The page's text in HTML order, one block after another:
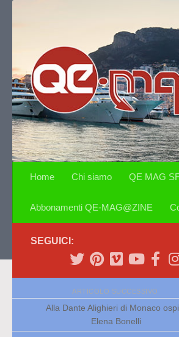
Home Chi siamo QE MAG
Abbonamenti QE-MAG@ZINE
SEGUICI:
ARTICOLO SUCCESSIVO
Alla Dante Alighieri di Monaco
Elena Bonelli